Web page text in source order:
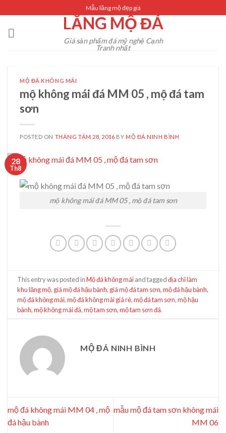
content
Mẫu lăng mộ đẹp giá
LĂNG MỘ ĐÁ
Giá sản phẩm đá mỹ nghệ Cạnh
Tranh nhất
MỘ ĐÁ KHÔNG MÁI
mộ không mái đá MM 05 , mộ đá tam
sơn
POSTED ON THÁNG TÁM 28, 2016 BY MỘ ĐÁ NINH BÌNH
28
Th8
mộ không mái đá MM 05 , mộ đá tam sơn
This entry was posted inMộ đá không máiand taggedđịa chỉ làm
khu lăng mộ, giá mộ đá hậu bành, giá mộ đá tam sơn,mộ đá hậu bành,
mộ đá không mái,mộ đá không mái giá rẻ,mộ đá tam sơn,mộ hậu
bành,mộ không mái đá,mộ tam sơn,mộ tam sơn đá.
MỘ ĐÁ NINH BÌNH
mộ đá không mái MM 04 , mộ
đá hậu bành
mẫu mộ đá tam sơn không mái
MM 06